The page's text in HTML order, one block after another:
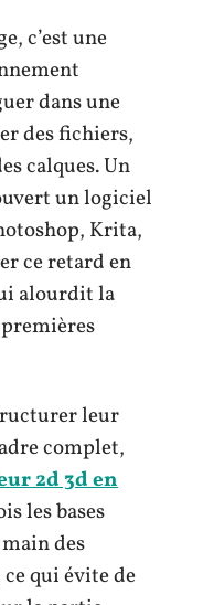
c’est une
dans une
des fichiers,
calques. Un
un logiciel
Krita,
ce retard en
alourdit la
leur
complet,
2d 3d en
les bases
des
qui évite de